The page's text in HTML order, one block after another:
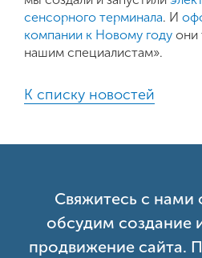
сенсорного терминала. И
компании к Новому году они
нашим специалистам».
К списку новостей
Свяжитесь с нами
обсудим создание
продвижение сайта.